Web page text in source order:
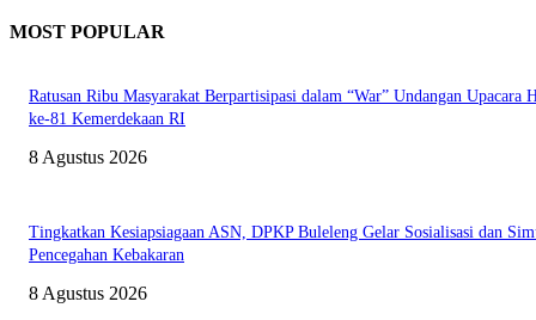
MOST POPULAR
Ratusan Ribu Masyarakat Berpartisipasi dalam “War” Undangan Upacara
ke-81 Kemerdekaan RI
8 Agustus 2026
Tingkatkan Kesiapsiagaan ASN, DPKP Buleleng Gelar Sosialisasi dan
Pencegahan Kebakaran
8 Agustus 2026